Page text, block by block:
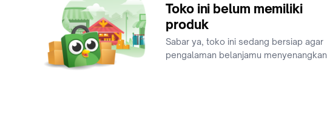
Toko ini belum memiliki
produk
Sabar ya, toko ini sedang bersiap agar
pengalaman belanjamu menyenangkan